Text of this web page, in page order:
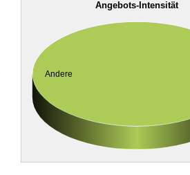
Angebots-Intensität
Andere